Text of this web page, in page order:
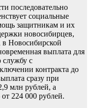
последовательно
социальные
защитникам и их
новосибирцев,
Новосибирской
выплата для
с
контракта до
сразу при
млн рублей, а
224 000 рублей.